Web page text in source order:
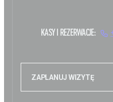
KASY I REZERWACJE:
ZAPLANUJ WIZYTĘ